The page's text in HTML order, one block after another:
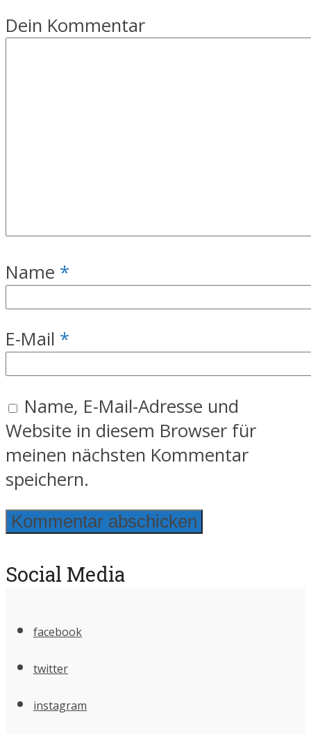
Dein Kommentar
Name *
E-Mail *
Name, E-Mail-Adresse und
Website in diesem Browser für
meinen nächsten Kommentar
speichern.
Social Media
facebook
twitter
instagram